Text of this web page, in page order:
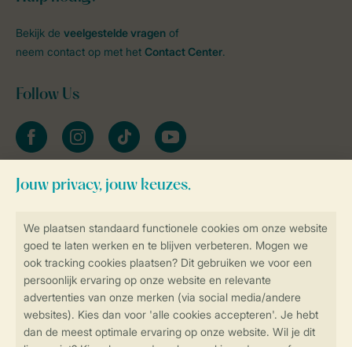
Veilig en snel online boeken
Veilige gegevensoverdracht
Veilige betaling
Bekijk de veelgestelde vragen of
neem contact op met het Contact Center.
Follow Us
facebookinstagramtiktok youtube
Blijf op de hoogte